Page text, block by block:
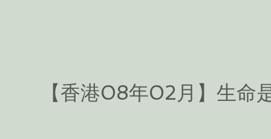
【香港08年02月】生命